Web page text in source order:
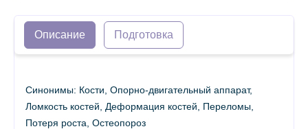
Описание Подготовка
Синонимы: Кости, Опорно-двигательный аппарат,
Ломкость костей, Деформация костей, Переломы,
Потеря роста, Остеопороз